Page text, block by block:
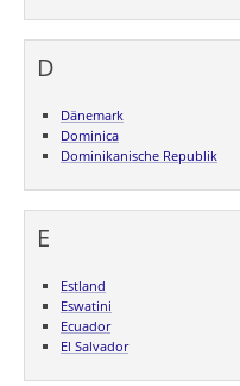
D
Dänemark
Dominica
Dominikanische Republik
E
Estland
Eswatini
Ecuador
El Salvador